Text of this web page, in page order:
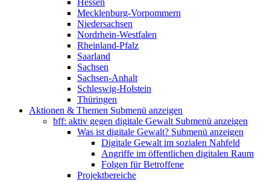
Hessen
Mecklenburg-Vorpommern
Niedersachsen
Nordrhein-Westfalen
Rheinland-Pfalz
Saarland
Sachsen
Sachsen-Anhalt
Schleswig-Holstein
Thüringen
Aktionen & Themen Submenü anzeigen
bff: aktiv gegen digitale Gewalt Submenü anzeigen
Was ist digitale Gewalt? Submenü anzeigen
Digitale Gewalt im sozialen Nahfeld
Angriffe im öffentlichen digitalen Raum
Folgen für Betroffene
Projektbereiche